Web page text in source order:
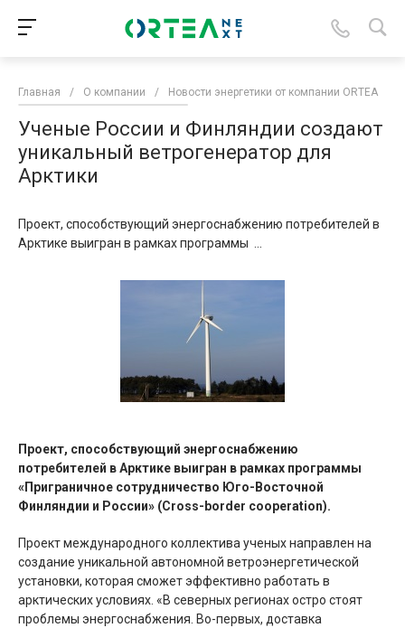
Главная / О компании / Новости энергетики от компании ORTEA
Ученые России и Финляндии создают
уникальный ветрогенератор для
Арктики
Проект, способствующий энергоснабжению потребителей в
Арктике выигран в рамках программы ...
Проект, способствующий энергоснабжению
потребителей в Арктике выигран в рамках программы
«Приграничное сотрудничество Юго-Восточной
Финляндии и России» (Cross-border cooperation).
Проект международного коллектива ученых направлен на
создание уникальной автономной ветроэнергетической
установки, которая сможет эффективно работать в
арктических условиях. «В северных регионах остро стоят
проблемы энергоснабжения. Во-первых, доставка